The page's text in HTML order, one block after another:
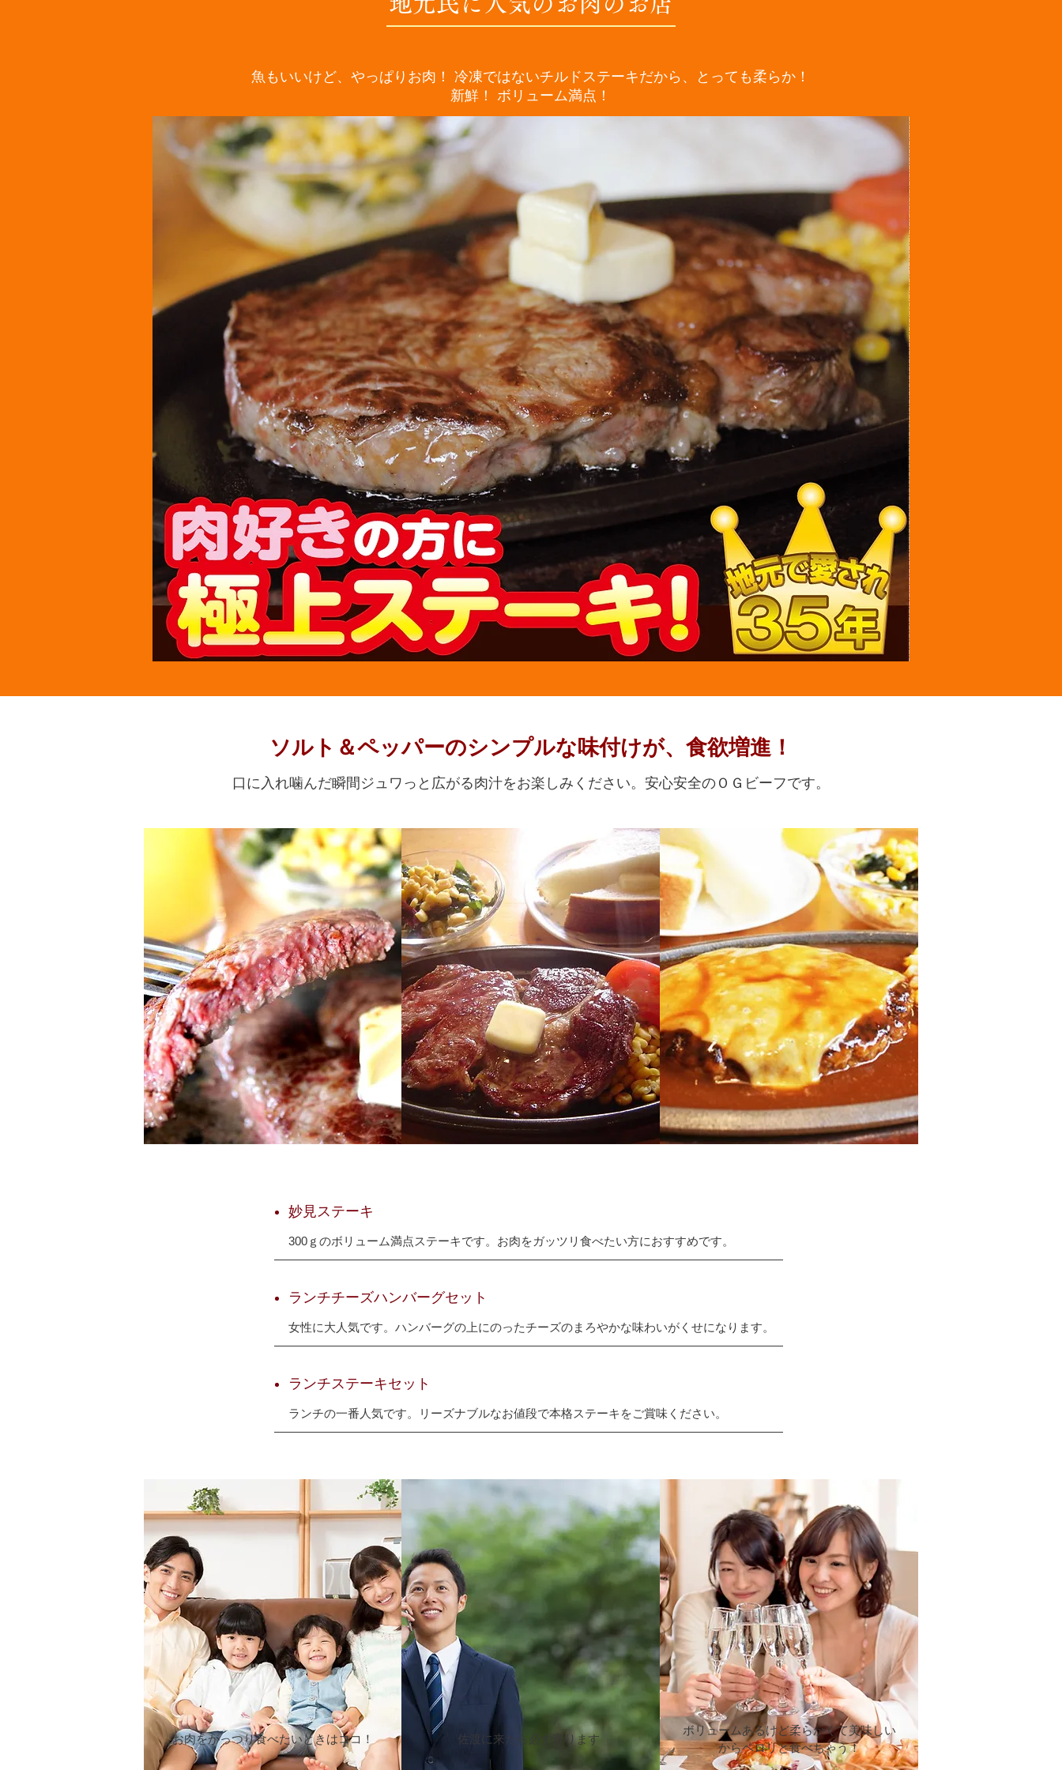
魚もいいけど、やっぱりお肉！ 冷凍ではないチルドステーキだから、とっても柔らか！
新鮮！ ボリューム満点！
ソルト＆ペッパーのシンプルな味付けが、食欲増進！
口に入れ噛んだ瞬間ジュワっと広がる肉汁をお楽しみください。安心安全のＯＧビーフです。
妙見ステーキ
300ｇのボリューム満点ステーキです。お肉をガッツリ食べたい方におすすめです。
ランチチーズハンバーグセット
女性に大人気です。ハンバーグの上にのったチーズのまろやかな味わいがくせになります。
ランチステーキセット
ランチの一番人気です。リーズナブルなお値段で本格ステーキをご賞味ください。
お肉をがっつり食べたいときはココ！ 佐渡に来たら必ず寄ります
ボリュームあるけど柔らかくて美味しい
からペロリと食べちゃう！